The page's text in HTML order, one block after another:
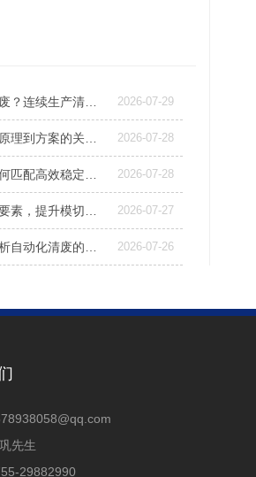
印刷模切后道如何实现连续高效清废？连续生产清废方案解析 2026-07-29
2026-07-28
2026-07-28
2026-07-27
2026-07-26
先生
29882990